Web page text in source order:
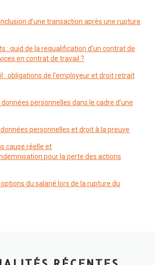
d’une transaction après une rupture
: quid de la requalification d’un contrat de
en contrat de travail ?
: obligations de l’employeur et droit retrait
personnelles dans le cadre d’une
données personnelles et droit à la preuve
cause réelle et
pour la perte des actions
du salarié lors de la rupture du